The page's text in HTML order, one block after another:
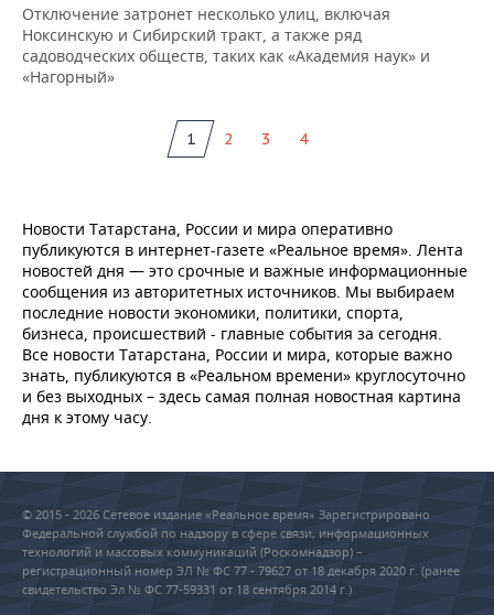
Отключение затронет несколько улиц, включая
Ноксинскую и Сибирский тракт, а также ряд
садоводческих обществ, таких как «Академия наук» и
«Нагорный»
1 2 3 4
Новости Татарстана, России и мира оперативно
публикуются в интернет-газете «Реальное время». Лента
новостей дня — это срочные и важные информационные
сообщения из авторитетных источников. Мы выбираем
последние новости экономики, политики, спорта,
бизнеса, происшествий - главные события за сегодня.
Все новости Татарстана, России и мира, которые важно
знать, публикуются в «Реальном времени» круглосуточно
и без выходных – здесь самая полная новостная картина
дня к этому часу.
© 2015 - 2026 Сетевое издание «Реальное время» Зарегистрировано
Федеральной службой по надзору в сфере связи, информационных
технологий и массовых коммуникаций (Роскомнадзор) –
регистрационный номер ЭЛ № ФС 77 - 79627 от 18 декабря 2020 г. (ранее
свидетельство Эл № ФС 77-59331 от 18 сентября 2014 г.)